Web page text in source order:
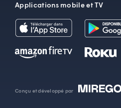
Applications mobile et TV
Conçu et développé par